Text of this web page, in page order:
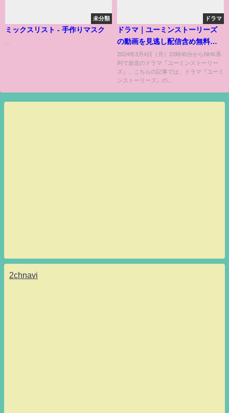
未分類
ミックスリスト - 手作りマスク
ドラマ
ドラマ｜ユーミンストーリーズ
の動画を見逃し配信含め無料で
見れる配信サイトまとめ
2024年3月4日（月）22時45分からNHK系
列で放送のドラマ『ユーミンストーリー
ズ』。こちらの記事では、ドラマ『ユーミ
ンストーリーズ』の...
2chnavi